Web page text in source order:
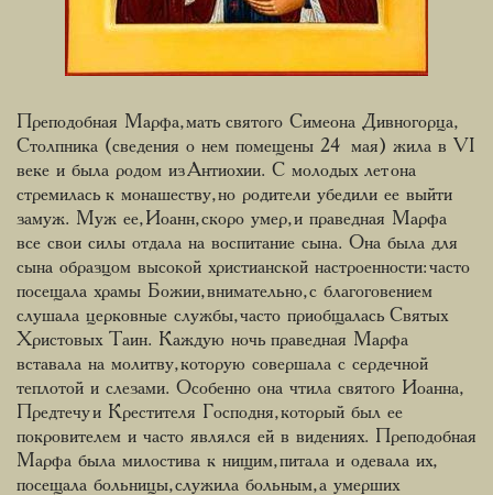
Преподобная Марфа, мать святого Симеона Дивногорца,
Столпника (сведения о нем помещены 24 мая) жила в VI
веке и была родом из Антиохии. С молодых лет она
стремилась к монашеству, но родители убедили ее выйти
замуж. Муж ее, Иоанн, скоро умер, и праведная Марфа
все свои силы отдала на воспитание сына. Она была для
сына образцом высокой христианской настроенности: часто
посещала храмы Божии, внимательно, с благоговением
слушала церковные службы, часто приобщалась Святых
Христовых Таин. Каждую ночь праведная Марфа
вставала на молитву, которую совершала с сердечной
теплотой и слезами. Особенно она чтила святого Иоанна,
Предтечу и Крестителя Господня, который был ее
покровителем и часто являлся ей в видениях. Преподобная
Марфа была милостива к нищим, питала и одевала их,
посещала больницы, служила больным, а умерших